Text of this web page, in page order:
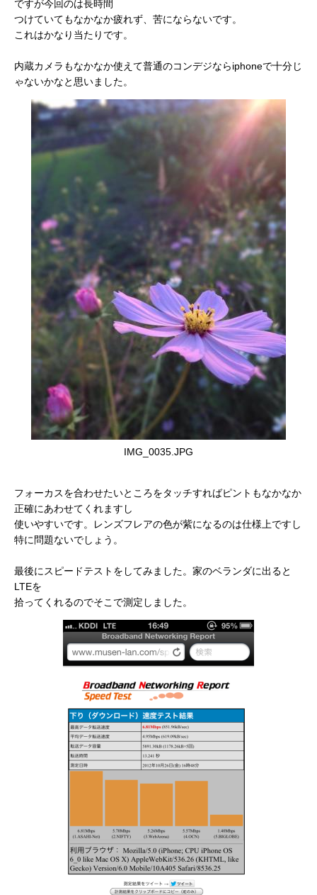
ですが今回のは長時間
つけていてもなかなか疲れず、苦にならないです。
これはかなり当たりです。
内蔵カメラもなかなか使えて普通のコンデジならiphoneで十分じ
ゃないかなと思いました。
IMG_0035.JPG
フォーカスを合わせたいところをタッチすればピントもなかなか
正確にあわせてくれますし
使いやすいです。レンズフレアの色が紫になるのは仕様上ですし
特に問題ないでしょう。
最後にスピードテストをしてみました。家のベランダに出ると
LTEを
拾ってくれるのでそこで測定しました。